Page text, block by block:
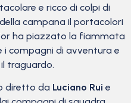
e ricco di colpi di
campana il portacolori
ha piazzato la fiammata
i compagni di avventura e
traguardo.
diretto da Luciano Rui e